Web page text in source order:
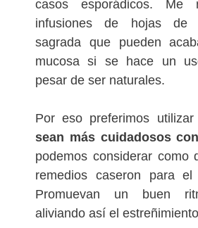
casos esporádicos.
infusiones de hojas de
sagrada que pueden
mucosa si se hace un
pesar de ser naturales.
Por eso preferimos
sean más cuidadosos
podemos considerar como
remedios caseron para el
Promuevan un buen
aliviando así el